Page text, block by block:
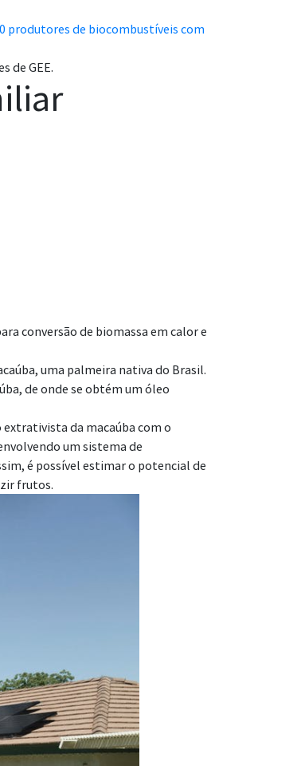
produtores de biocombustíveis com
de GEE.
conversão de biomassa em calor e
uma palmeira nativa do Brasil.
de onde se obtém um óleo
da macaúba com o
um sistema de
é possível estimar o potencial de
frutos.